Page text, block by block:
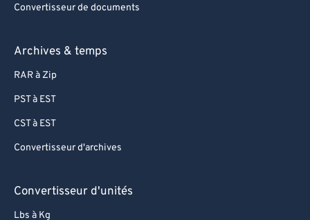
Convertisseur de documents
Archives & temps
RAR à Zip
PST à EST
CST à EST
Convertisseur d'archives
Convertisseur d'unités
Lbs à Kg